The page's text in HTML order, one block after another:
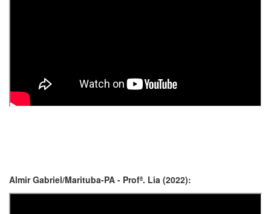
Almir Gabriel/Marituba-PA - Profª. Lia (2022):